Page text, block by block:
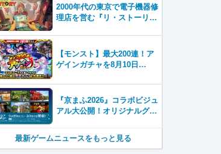
2000年代の東京で電子機器修
理店を営む『リ・ストーリ
【モンスト】最大200連！ア
ゲインガチャを8月10日
『京まふ2026』コラボビジュ
アル大公開！オリジナルグッ
最新ゲームニュースをもっと見る